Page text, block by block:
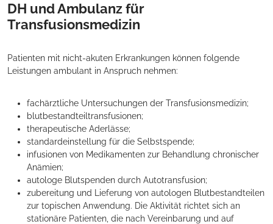
DH und Ambulanz für
Transfusionsmedizin
Patienten mit nicht-akuten Erkrankungen können folgende
Leistungen ambulant in Anspruch nehmen:
fachärztliche Untersuchungen der Transfusionsmedizin;
blutbestandteiltransfusionen;
therapeutische Aderlässe;
standardeinstellung für die Selbstspende;
infusionen von Medikamenten zur Behandlung chronischer
Anämien;
autologe Blutspenden durch Autotransfusion;
zubereitung und Lieferung von autologen Blutbestandteilen
zur topischen Anwendung. Die Aktivität richtet sich an
stationäre Patienten, die nach Vereinbarung und auf